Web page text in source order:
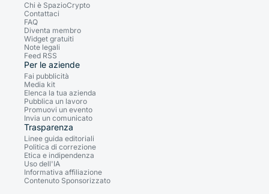
Chi è SpazioCrypto
Contattaci
FAQ
Diventa membro
Widget gratuiti
Note legali
Feed RSS
Per le aziende
Fai pubblicità
Media kit
Elenca la tua azienda
Pubblica un lavoro
Promuovi un evento
Invia un comunicato
Trasparenza
Linee guida editoriali
Politica di correzione
Etica e indipendenza
Uso dell'IA
Informativa affiliazione
Contenuto Sponsorizzato